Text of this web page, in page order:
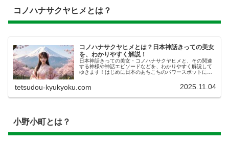
コノハナサクヤヒメとは？
コノハナサクヤヒメとは？日本神話きっての美女
を、わかりやすく解説！
日本神話きっての美女・コノハナサクヤヒメと、その関連
する神様や神話エピソードなどを、わかりやすく解説して
ゆきます！はじめに日本のあちこちのパワースポットにお
tetsudou-kyukyoku.com 2025.11.04
小野小町とは？